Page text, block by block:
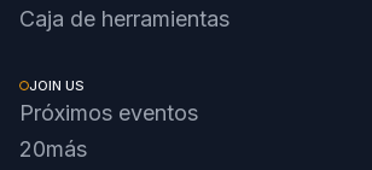
Caja de herramientas
JOIN US
Próximos eventos
20más